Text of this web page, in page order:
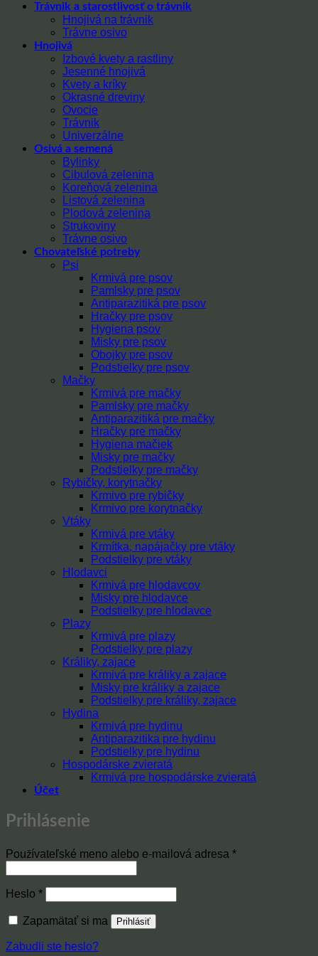
Trávnik a starostlivosť o trávnik
Hnojivá na trávnik
Trávne osivo
Hnojivá
Izbové kvety a rastliny
Jesenné hnojivá
Kvety a kríky
Okrasné dreviny
Ovocie
Trávnik
Univerzálne
Osivá a semená
Bylinky
Cibulová zelenina
Koreňová zelenina
Listová zelenina
Plodová zelenina
Strukoviny
Trávne osivo
Chovateľské potreby
Psi
Krmivá pre psov
Pamlsky pre psov
Antiparazitiká pre psov
Hračky pre psov
Hygiena psov
Misky pre psov
Obojky pre psov
Podstielky pre psov
Mačky
Krmivá pre mačky
Pamlsky pre mačky
Antiparazitiká pre mačky
Hračky pre mačky
Hygiena mačiek
Misky pre mačky
Podstielky pre mačky
Rybičky, korytnačky
Krmivo pre rybičky
Krmivo pre korytnačky
Vtáky
Krmivá pre vtáky
Krmítka, napájačky pre vtáky
Podstielky pre vtáky
Hlodavci
Krmivá pre hlodavcov
Misky pre hlodavce
Podstielky pre hlodavce
Plazy
Krmivá pre plazy
Podstielky pre plazy
Králiky, zajace
Krmivá pre králiky a zajace
Misky pre králiky a zajace
Podstielky pre králiky, zajace
Hydina
Krmivá pre hydinu
Antiparazitika pre hydinu
Podstielky pre hydinu
Hospodárske zvieratá
Krmivá pre hospodárske zvieratá
Účet
Prihlásenie
Používateľské meno alebo e-mailová adresa *Povinné
Heslo *Povinné
Zapamätať si ma Prihlásiť
Zabudli ste heslo?